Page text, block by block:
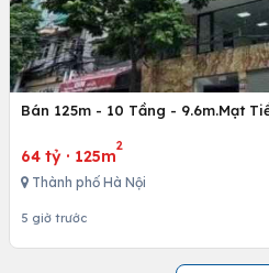
Bán 125m - 10 Tầng - 9.6m.Mạt
64 tỷ · 125m
2
Thành phố Hà Nội
5 giờ trước